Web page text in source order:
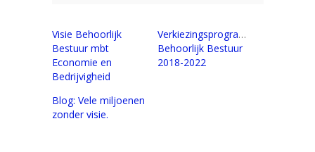
Visie Behoorlijk
Bestuur mbt
Economie en
Bedrijvigheid
Verkiezingsprogramma
Behoorlijk Bestuur
2018-2022
Blog: Vele miljoenen
zonder visie.